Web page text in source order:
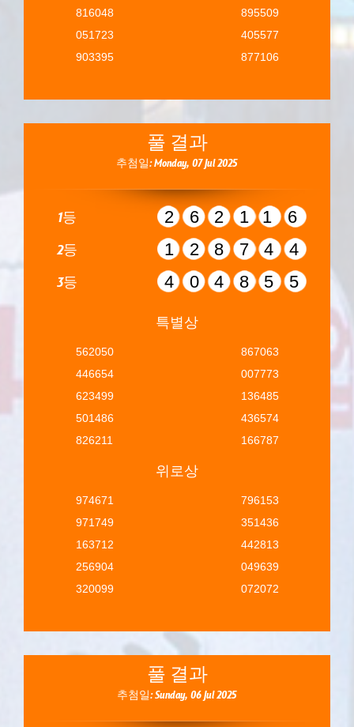
816048
051723
903395
895509
405577
877106
풀 결과
추첨일: Monday, 07 Jul 2025
1등 262116
2등 128744
3등 404855
특별상
562050
446654
623499
501486
826211
867063
007773
136485
436574
166787
위로상
974671
971749
163712
256904
320099
796153
351436
442813
049639
072072
풀 결과
추첨일: Sunday, 06 Jul 2025